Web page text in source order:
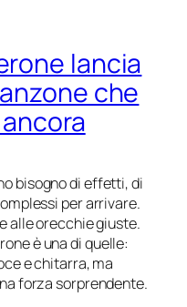
lancia
che
bisogno di effetti, di
per arrivare.
alle orecchie giuste.
è una di quelle:
e chitarra, ma
forza sorprendente.